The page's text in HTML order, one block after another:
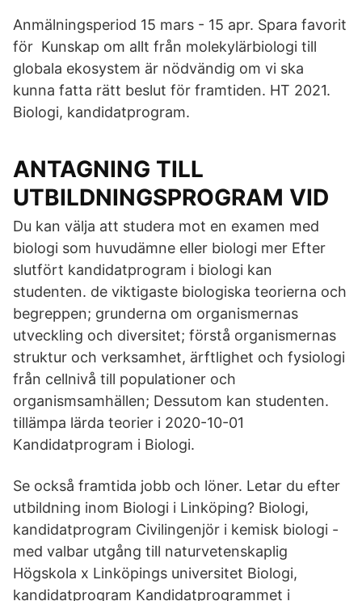
Anmälningsperiod 15 mars - 15 apr. Spara favorit
för Kunskap om allt från molekylärbiologi till
globala ekosystem är nödvändig om vi ska
kunna fatta rätt beslut för framtiden. HT 2021.
Biologi, kandidatprogram.
ANTAGNING TILL
UTBILDNINGSPROGRAM VID
Du kan välja att studera mot en examen med
biologi som huvudämne eller biologi mer Efter
slutfört kandidatprogram i biologi kan
studenten. de viktigaste biologiska teorierna och
begreppen; grunderna om organismernas
utveckling och diversitet; förstå organismernas
struktur och verksamhet, ärftlighet och fysiologi
från cellnivå till populationer och
organismsamhällen; Dessutom kan studenten.
tillämpa lärda teorier i 2020-10-01
Kandidatprogram i Biologi.
Se också framtida jobb och löner. Letar du efter
utbildning inom Biologi i Linköping? Biologi,
kandidatprogram Civilingenjör i kemisk biologi -
med valbar utgång till naturvetenskaplig
Högskola x Linköpings universitet Biologi,
kandidatprogram Kandidatprogrammet i